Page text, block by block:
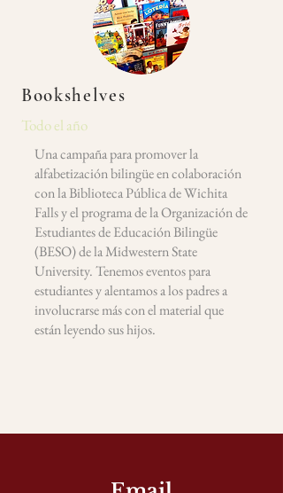
Bookshelves
Todo el año
Una campaña para promover la
alfabetización bilingüe en colaboración
con la Biblioteca Pública de Wichita
Falls y el programa de la Organización de
Estudiantes de Educación Bilingüe
(BESO) de la Midwestern State
University. Tenemos eventos para
estudiantes y alentamos a los padres a
involucrarse más con el material que
están leyendo sus hijos.